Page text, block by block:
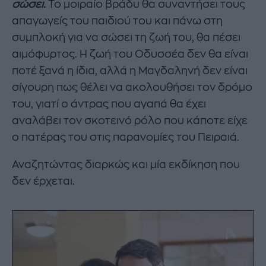
σώσει. Το μοιραίο βράδυ θα συναντήσει τους
απαγωγείς του παιδιού του και πάνω στη
συμπλοκή για να σώσει τη ζωή του, θα πέσει
αιμόφυρτος. Η ζωή του Οδυσσέα δεν θα είναι
ποτέ ξανά η ίδια, αλλά η Μαγδαληνή δεν είναι
σίγουρη πως θέλει να ακολουθήσει τον δρόμο
του, γιατί ο άντρας που αγαπά θα έχει
αναλάβει τον σκοτεινό ρόλο που κάποτε είχε
ο πατέρας του στις παρανομίες του Πειραιά.
Αναζητώντας διαρκώς και μία εκδίκηση που
δεν έρχεται.